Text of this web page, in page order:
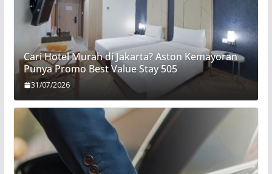
Cari Hotel Murah di Jakarta? Aston Kemayoran
Punya Promo Best Value Stay 505
31/07/2026